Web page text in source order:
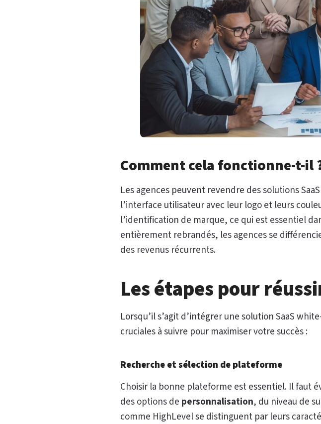
Comment cela fonctionne-t-il
Les agences peuvent revendre des solutions
l’interface utilisateur avec leur logo et leurs
l’identification de marque, ce qui est essentiel
entièrement rebrandés, les agences se
des revenus récurrents.
Les étapes pour
Lorsqu’il s’agit d’intégrer une solution SaaS
cruciales à suivre pour maximiser votre succès :
Recherche et sélection de plateforme
Choisir la bonne plateforme est essentiel. Il faut
des options de personnalisation, du niveau de
comme HighLevel se distinguent par leurs